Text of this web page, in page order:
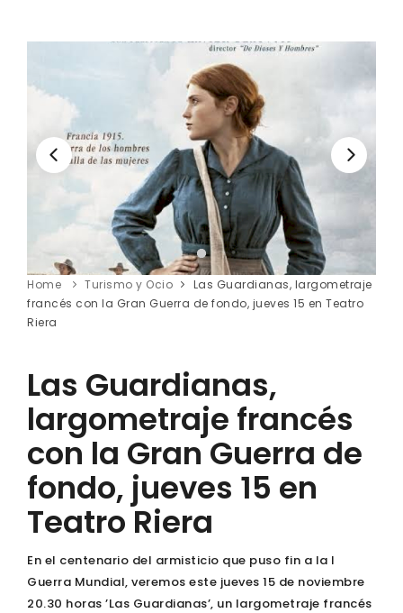
Home Turismo y Ocio
Las Guardianas, largometraje
francés con la Gran Guerra de fondo, jueves 15 en Teatro
Riera
Las Guardianas,
largometraje francés
con la Gran Guerra de
fondo, jueves 15 en
Teatro Riera
En el centenario del armisticio que puso fin a la I
Guerra Mundial, veremos este jueves 15 de noviembre
20.30 horas ’Las Guardianas’, un largometraje francés